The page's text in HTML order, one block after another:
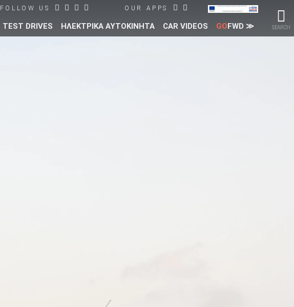
SEARCH
FOLLOW US OUR APPS
TEST DRIVES ΗΛΕΚΤΡΙΚΑ ΑΥΤΟΚΙΝΗΤΑ CAR VIDEOS GOFWD ≫